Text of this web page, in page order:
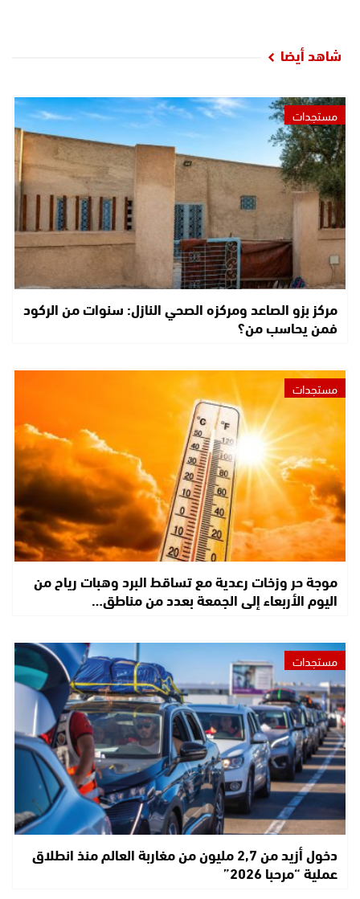
شاهد أيضا
مستجدات
مركز بزو الصاعد ومركزه الصحي النازل: سنوات من الركود
فمن يحاسب من؟
مستجدات
موجة حر وزخات رعدية مع تساقط البرد وهبات رياح من
اليوم الأربعاء إلى الجمعة بعدد من مناطق…
مستجدات
دخول أزيد من 2,7 مليون من مغاربة العالم منذ انطلاق
عملية “مرحبا 2026”